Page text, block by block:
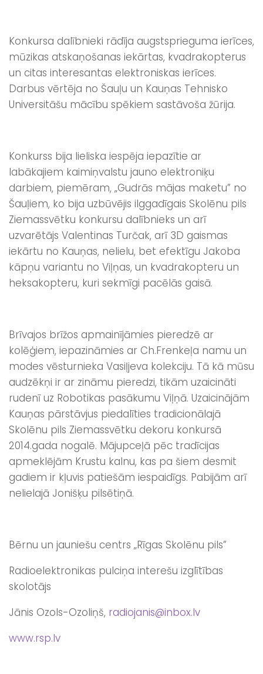
Konkursa dalībnieki rādīja augstsprieguma ierīces,
mūzikas atskaņošanas iekārtas, kvadrakopterus
un citas interesantas elektroniskas ierīces.
Darbus vērtēja no Šauļu un Kauņas Tehnisko
Universitāšu mācību spēkiem sastāvoša žūrija.
Konkurss bija lieliska iespēja iepazītie ar
labākajiem kaimiņvalstu jauno elektroniķu
darbiem, piemēram, „Gudrās mājas maketu” no
Šauļiem, ko bija uzbūvējis ilggadīgais Skolēnu pils
Ziemassvētku konkursu dalībnieks un arī
uzvarētājs Valentinas Turčak, arī 3D gaismas
iekārtu no Kauņas, nelielu, bet efektīgu Jakoba
kāpņu variantu no Viļņas, un kvadrakopteru un
heksakopteru, kuri sekmīgi pacēlās gaisā.
Brīvajos brīžos apmainījāmies pieredzē ar
kolēģiem, iepazināmies ar Ch.Frenkeļa namu un
modes vēsturnieka Vasiļjeva kolekciju. Tā kā mūsu
audzēkņi ir ar zināmu pieredzi, tikām uzaicināti
rudenī uz Robotikas pasākumu Viļņā. Uzaicinājām
Kauņas pārstāvjus piedalīties tradicionālajā
Skolēnu pils Ziemassvētku dekoru konkursā
2014.gada nogalē. Mājupceļā pēc tradīcijas
apmeklējām Krustu kalnu, kas pa šiem desmit
gadiem ir kļuvis patiešām iespaidīgs. Pabijām arī
nelielajā Jonišķu pilsētiņā.
Bērnu un jauniešu centrs „Rīgas Skolēnu pils”
Radioelektronikas pulciņa interešu izglītības
skolotājs
Jānis Ozols-Ozoliņš, radiojanis@inbox.lv
www.rsp.lv